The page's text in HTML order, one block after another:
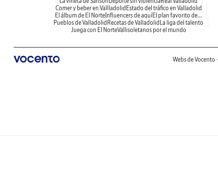
Comer y beber en Vallladolid Estado del tráfico en Valladolid
El álbum de El NorteInfluencers de aquíEl plan favorito de...
Pueblos de Valladolid Recetas de Valladolid La liga del talento
Juega con El NorteVallisoletanos por el mundo
Webs de Vocento